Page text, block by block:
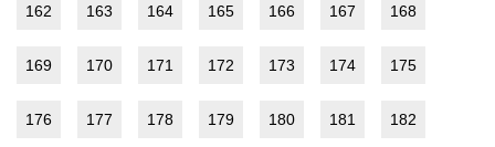
162 163 164 165 166 167 168
169 170 171 172 173 174 175
176 177 178 179 180 181 182